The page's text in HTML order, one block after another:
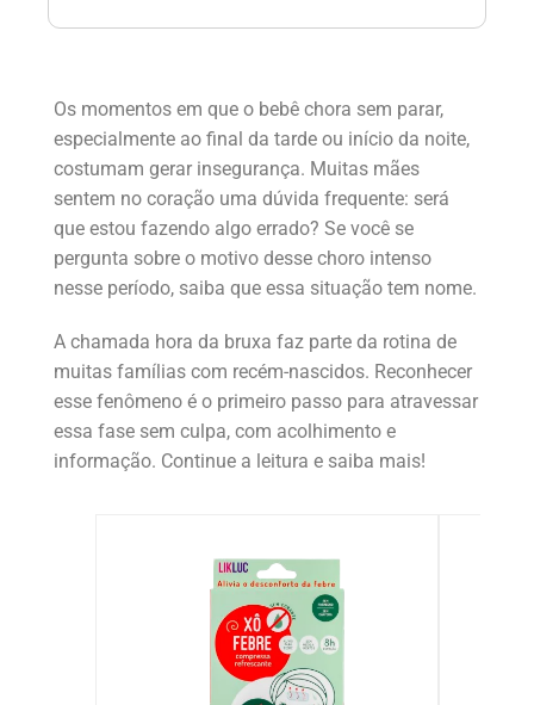
Os momentos em que o bebê chora sem parar,
especialmente ao final da tarde ou início da noite,
costumam gerar insegurança. Muitas mães
sentem no coração uma dúvida frequente: será
que estou fazendo algo errado? Se você se
pergunta sobre o motivo desse choro intenso
nesse período, saiba que essa situação tem nome.
A chamada hora da bruxa faz parte da rotina de
muitas famílias com recém-nascidos. Reconhecer
esse fenômeno é o primeiro passo para atravessar
essa fase sem culpa, com acolhimento e
informação. Continue a leitura e saiba mais!